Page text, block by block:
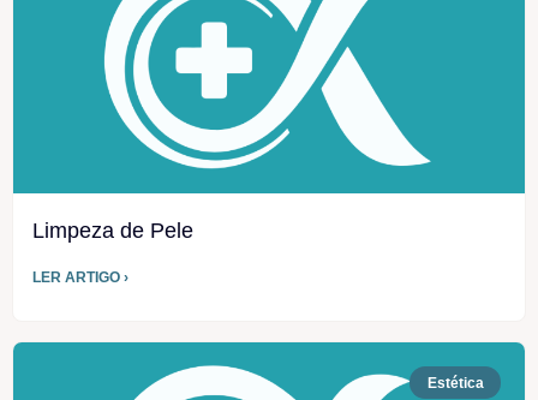
Limpeza de Pele
LER ARTIGO ›
Estética